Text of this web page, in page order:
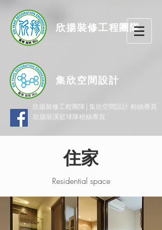
欣揚裝修工程團隊
集欣空間設計
欣揚裝修工程團隊│集欣空間設計 粉絲專頁
欣揚裝潢籃球隊粉絲專頁
住家
Residential space